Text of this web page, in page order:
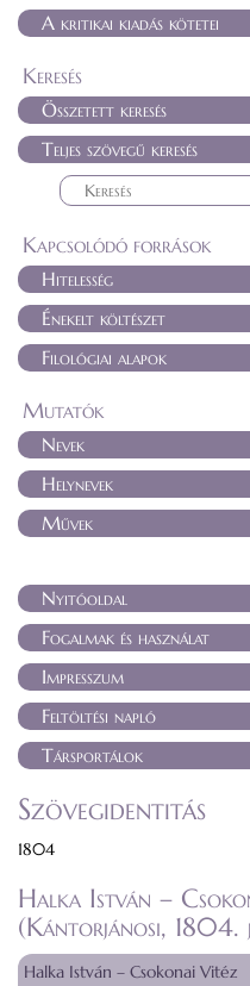
A kritikai kiadás kötetei
Keresés
Összetett keresés
Teljes szövegű keresés
Kapcsolódó források
Hitelesség
Énekelt költészet
Filológiai alapok
Mutatók
Nevek
Helynevek
Művek
Nyitóoldal
Fogalmak és használat
Impresszum
Feltöltési napló
Társportálok
Szövegidentitás
1804
Halka István –
(Kántorjánosi, 1804.
Halka István – Csokonai Vitéz